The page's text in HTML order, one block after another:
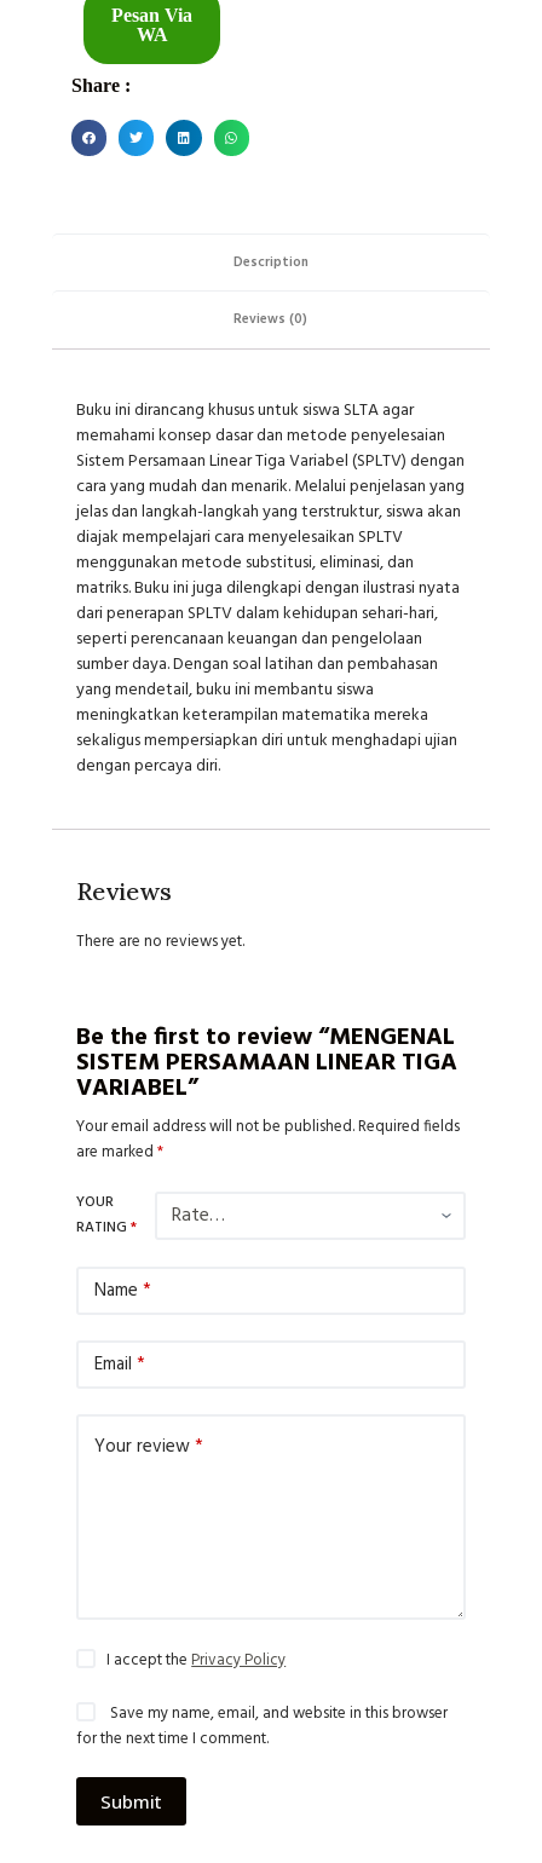
Pesan Via
WA
Share :
Description
Reviews (0)
Buku ini dirancang khusus untuk siswa SLTA agar
memahami konsep dasar dan metode penyelesaian
Sistem Persamaan Linear Tiga Variabel (SPLTV) dengan
cara yang mudah dan menarik. Melalui penjelasan yang
jelas dan langkah-langkah yang terstruktur, siswa akan
diajak mempelajari cara menyelesaikan SPLTV
menggunakan metode substitusi, eliminasi, dan
matriks. Buku ini juga dilengkapi dengan ilustrasi nyata
dari penerapan SPLTV dalam kehidupan sehari-hari,
seperti perencanaan keuangan dan pengelolaan
sumber daya. Dengan soal latihan dan pembahasan
yang mendetail, buku ini membantu siswa
meningkatkan keterampilan matematika mereka
sekaligus mempersiapkan diri untuk menghadapi ujian
dengan percaya diri.
Reviews
There are no reviews yet.
Be the first to review “MENGENAL
SISTEM PERSAMAAN LINEAR TIGA
VARIABEL”
Your email address will not be published.Required fields
are marked*
YOUR
RATING *
Name *
Email *
Your review*
I accept thePrivacy Policy
Save my name, email, and website in this browser
for the next time I comment.
Submit